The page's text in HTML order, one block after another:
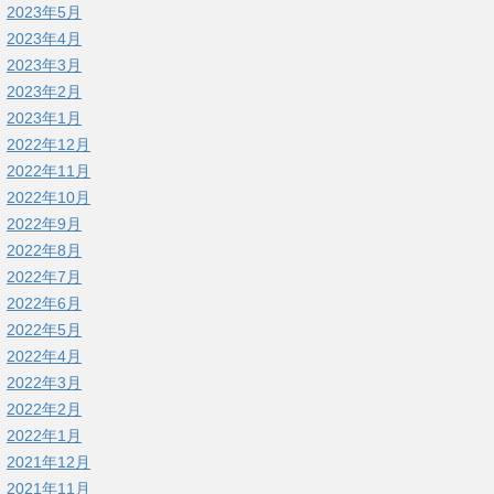
2023年5月
2023年4月
2023年3月
2023年2月
2023年1月
2022年12月
2022年11月
2022年10月
2022年9月
2022年8月
2022年7月
2022年6月
2022年5月
2022年4月
2022年3月
2022年2月
2022年1月
2021年12月
2021年11月